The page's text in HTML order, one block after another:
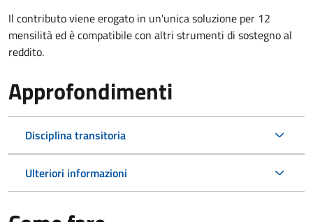
Il contributo viene erogato in un'unica soluzione per 12
mensilità ed è compatibile con altri strumenti di sostegno al
reddito.
Approfondimenti
Disciplina transitoria
Ulteriori informazioni